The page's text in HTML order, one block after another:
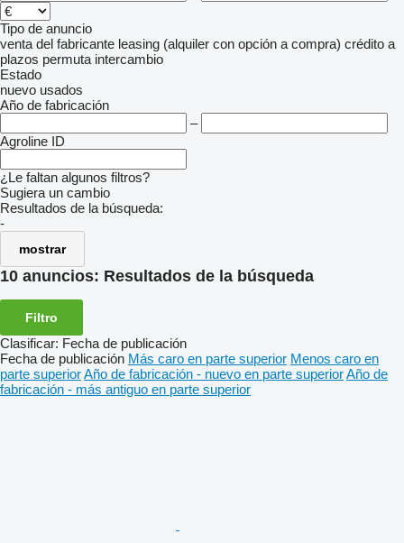
Tipo de anuncio
venta del fabricante leasing (alquiler con opción a compra) crédito a
plazos permuta intercambio
Estado
nuevo usados
Año de fabricación
–
Agroline ID
¿Le faltan algunos filtros?
Sugiera un cambio
Resultados de la búsqueda:
-
mostrar
10 anuncios: Resultados de la búsqueda
Filtro
Clasificar: Fecha de publicación
Fecha de publicación Más caro en parte superior Menos caro en
parte superiorAño de fabricación - nuevo en parte superiorAño de
fabricación - más antiguo en parte superior